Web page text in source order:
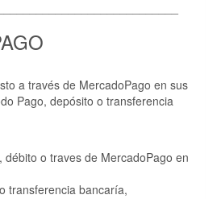
a través de MercadoPago en sus
Pago, depósito o transferencia
débito o traves de MercadoPago en
transferencia bancaría,